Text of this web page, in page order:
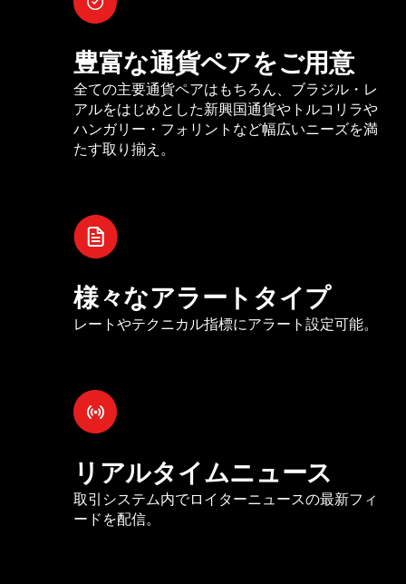
豊富な通貨ペアをご用意
全ての主要通貨ペアはもちろん、ブラジル・レ
アルをはじめとした新興国通貨やトルコリラや
ハンガリー・フォリントなど幅広いニーズを満
たす取り揃え。
様々なアラートタイプ
レートやテクニカル指標にアラート設定可能。
リアルタイムニュース
取引システム内でロイターニュースの最新フィ
ードを配信。